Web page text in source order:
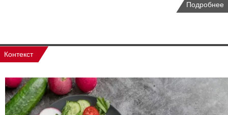
Подробнее
Контекст